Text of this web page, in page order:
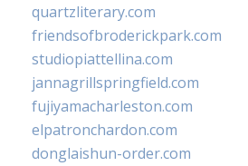
quartzliterary.com
friendsofbroderickpark.com
studiopiattellina.com
jannagrillspringfield.com
fujiyamacharleston.com
elpatronchardon.com
donglaishun-order.com